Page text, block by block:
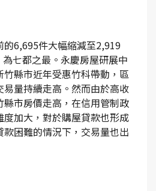
的6,695件大幅縮減至2,919
七都之最。永慶房屋研展中
縣市近年受惠竹科帶動，區
量持續走高。然而由於高收
市房價走高，在信用管制政
加大，對於購屋貸款也形成
困難的情況下，交易量也出